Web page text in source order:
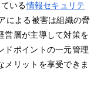
いる情報セキュリテ
による被害は組織の脅
営層が主導して対策を
ドポイントの一元管理
メリットを享受できま